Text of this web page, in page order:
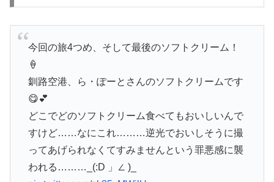
今回の旅4つめ、そして最後のソフトクリーム！
🍦
釧路空港、ら・ぽーとさんのソフトクリームです
😋💕
どこでどのソフトクリーム食べてもおいしいんで
すけど……なにこれ………逆光でおいしそうに撮
ってあげられなくてすみませんという罪悪感に襲
われる………_(:D 」∠ )_